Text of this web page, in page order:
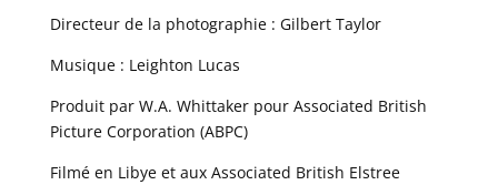
Directeur de la photographie : Gilbert Taylor
Musique : Leighton Lucas
Produit par W.A. Whittaker pour Associated British
Picture Corporation (ABPC)
Filmé en Libye et aux Associated British Elstree